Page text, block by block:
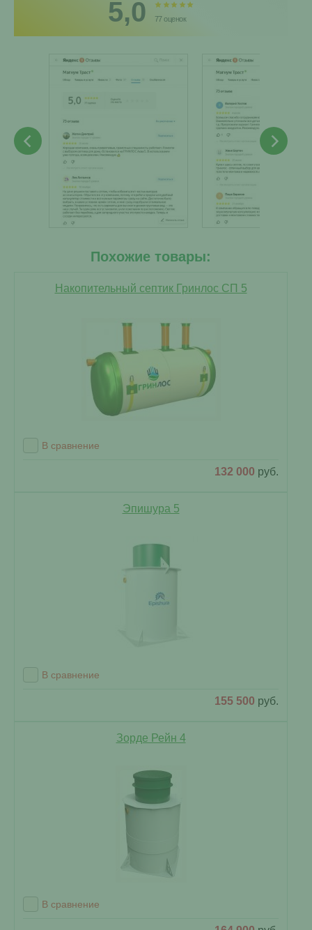
5,0 77 оценок
Похожие товары:
Накопительный септик Гринлос СП 5
В сравнение
132 000 руб.
Эпишура 5
В сравнение
155 500 руб.
Зорде Рейн 4
В сравнение